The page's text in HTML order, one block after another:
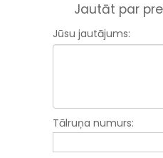
Jautāt par
Jūsu jautājums:
Tālruņa numurs: